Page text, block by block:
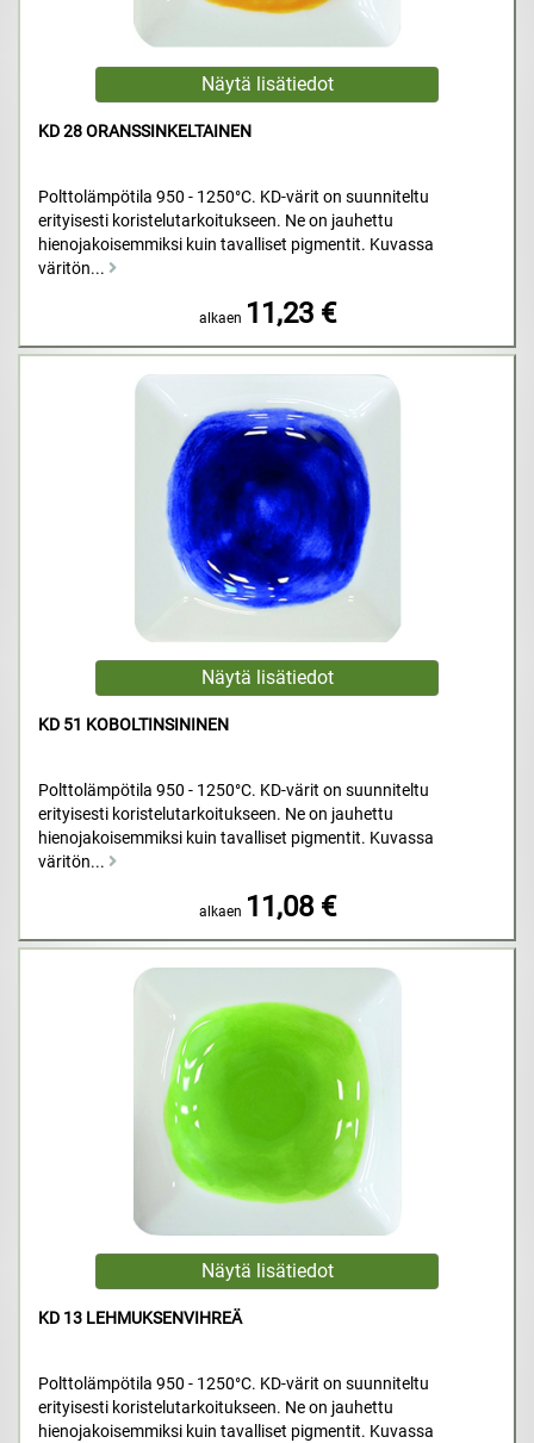
KD 28 ORANSSINKELTAINEN
Polttolämpötila 950 - 1250°C. KD-värit on suunniteltu
erityisesti koristelutarkoitukseen. Ne on jauhettu
hienojakoisemmiksi kuin tavalliset pigmentit. Kuvassa
väritön...
alkaen 11,23 €
KD 51 KOBOLTINSININEN
Polttolämpötila 950 - 1250°C. KD-värit on suunniteltu
erityisesti koristelutarkoitukseen. Ne on jauhettu
hienojakoisemmiksi kuin tavalliset pigmentit. Kuvassa
väritön...
alkaen 11,08 €
KD 13 LEHMUKSENVIHREÄ
Polttolämpötila 950 - 1250°C. KD-värit on suunniteltu
erityisesti koristelutarkoitukseen. Ne on jauhettu
hienojakoisemmiksi kuin tavalliset pigmentit. Kuvassa